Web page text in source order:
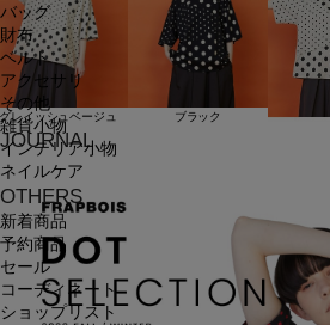
バッグ
財布
ベルト
アクセサリ
その他
雑貨小物
インテリア小物
ネイルケア
OTHERS
新着商品
予約商品
セール
コーディネート
ショップリスト
レイッシュベージュ ブラック
JOURNAL